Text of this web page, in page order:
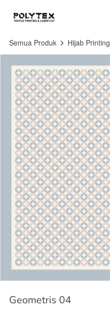
Semua Produk Hijab Printing
Geometris 04